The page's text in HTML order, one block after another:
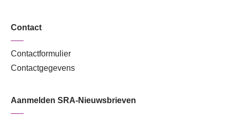
Contact
Contactformulier
Contactgegevens
Aanmelden SRA-Nieuwsbrieven